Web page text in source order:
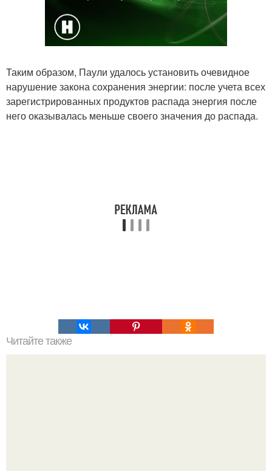
Таким образом, Паули удалось установить очевидное
нарушение закона сохранения энергии: после учета всех
зарегистрированных продуктов распада энергия после
него оказывалась меньше своего значения до распада.
Читайте также